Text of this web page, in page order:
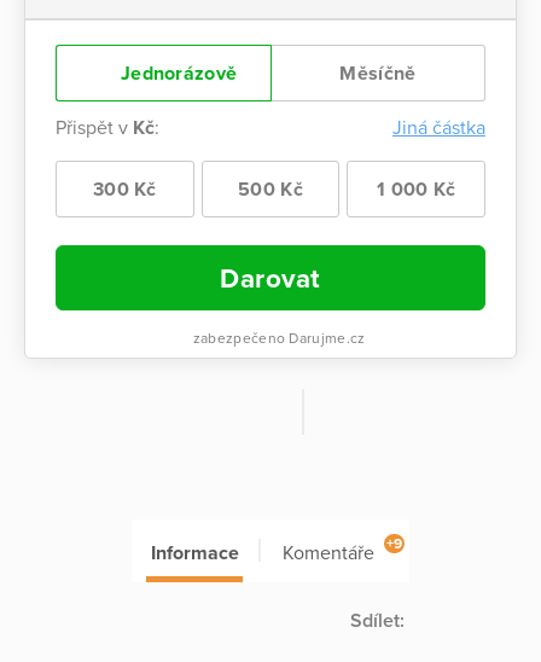
Jednorázově Měsíčně
Přispět v Kč: Jiná částka
300 Kč 500 Kč 1 000 Kč
Darovat
zabezpečeno Darujme.cz
Informace Komentáře +9
Sdílet: